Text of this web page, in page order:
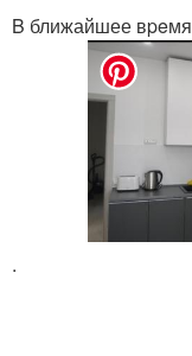
B ближайшее
.